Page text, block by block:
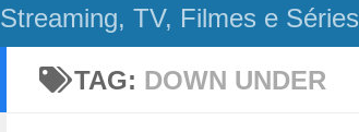
Streaming, TV, Filmes e Séries
TAG: DOWN UNDER